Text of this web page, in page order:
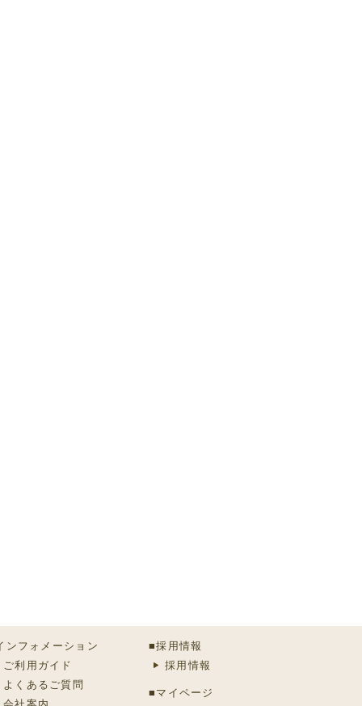
ンフォメーション
ご利用ガイド
よくあるご質問
■採用情報
採用情報
■マイページ